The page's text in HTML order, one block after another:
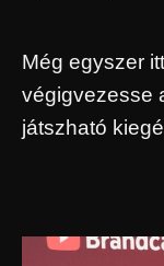
Még egyszer
végigvezesse
játszható